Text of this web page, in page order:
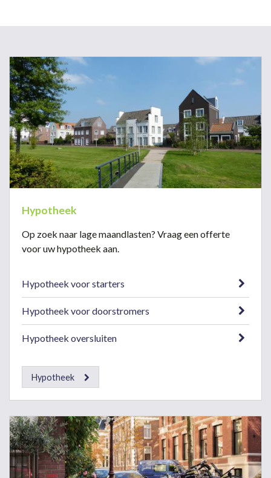
Hypotheek
Op zoek naar lage maandlasten? Vraag een offerte
voor uw hypotheek aan.
Hypotheek voor starters
Hypotheek voor doorstromers
Hypotheek oversluiten
Hypotheek